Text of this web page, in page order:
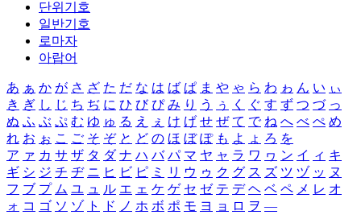
단위기호
일반기호
로마자
아랍어
あ ぁ か が さ ざ た だ な は ば ぱ ま や ゃ ら わ ゎ ん い ぃ
き ぎ し じ ち ぢ に ひ び ぴ み り う ぅ く ぐ す ず つ づ っ
ぬ ふ ぶ ぷ む ゆ ゅ る え ぇ け げ せ ぜ て で ね へ べ ぺ め
れ お ぉ こ ご そ ぞ と ど の ほ ぼ ぽ も よ ょ ろ を
ア ァ カ サ ザ タ ダ ナ ハ バ パ マ ヤ ャ ラ ワ ヮ ン イ ィ キ
ギ シ ジ チ ヂ ニ ヒ ビ ピ ミ リ ウ ゥ ク グ ス ズ ツ ヅ ッ ヌ
フ ブ プ ム ユ ュ ル エ ェ ケ ゲ セ ゼ テ デ ヘ ベ ペ メ レ オ
ォ コ ゴ ソ ゾ ト ド ノ ホ ボ ポ モ ヨ ョ ロ ヲ ―